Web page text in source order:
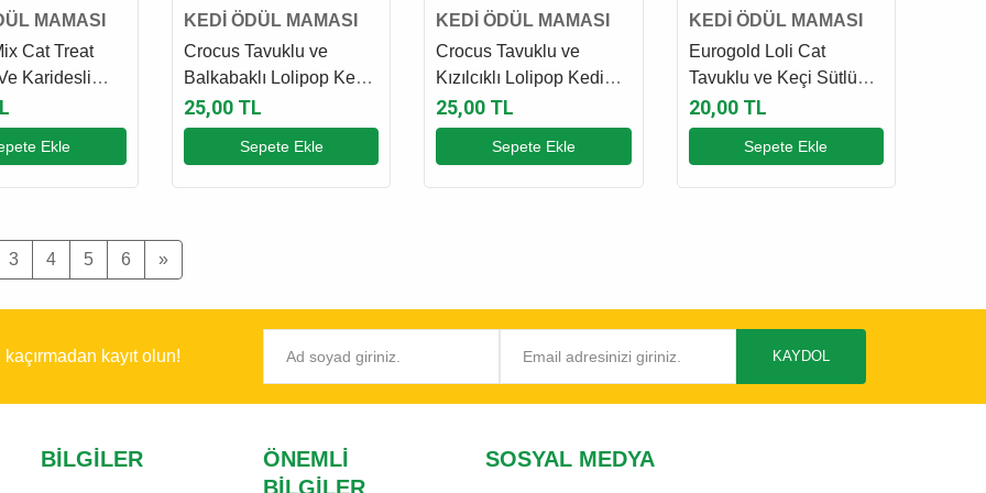
MAMASI
Cat Treat
Karidesli
Ödül Maması
Ekle
KEDİ ÖDÜL MAMASI
Crocus Tavuklu ve
Balkabaklı Lolipop Kedi
Ödül Maması 1.4 Gr
25,00 TL
Sepete Ekle
KEDİ ÖDÜL MAMASI
Crocus Tavuklu ve
Kızılcıklı Lolipop Kedi
Ödül Maması 1.4 Gr
25,00 TL
Sepete Ekle
KEDİ ÖDÜL MAMASI
Eurogold Loli Cat
Tavuklu ve Keçi Sütlü
Lolipop Kedi Ödül
Maması 1.5 Gr
20,00 TL
Sepete Ekle
3 4 5 6 »
kayıt olun! KAYDOL
BILGILER
ÖNEMLI
BILGILER
SOSYAL MEDYA